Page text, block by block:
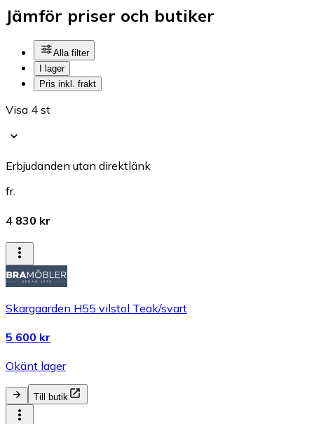
Jämför priser och butiker
Alla filter
I lager
Pris inkl. frakt
Visa 4 st
Erbjudanden utan direktlänk
fr.
4 830 kr
Skargaarden H55 vilstol Teak/svart
5 600 kr
Okänt lager
Till butik